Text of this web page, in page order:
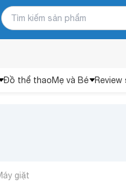
Đồ thể thaoMẹ và Bé Review
giặt